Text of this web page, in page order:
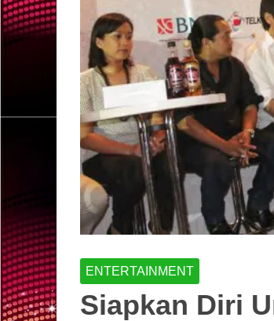
ENTERTAINMENT
Siapkan Diri